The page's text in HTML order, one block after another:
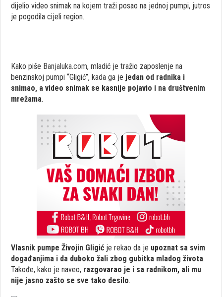
dijelio video snimak na kojem traži posao na jednoj pumpi, jutros
je pogodila cijeli region.
Kako piše Banjaluka.com, mladić je tražio zaposlenje na
benzinskoj pumpi “Gligić”, kada ga je jedan od radnika i
snimao, a video snimak se kasnije pojavio i na društvenim
mrežama.
Vlasnik pumpe Živojin Gligić je rekao da je upoznat sa svim
događanjima i da duboko žali zbog gubitka mladog života.
Takođe, kako je naveo, razgovarao je i sa radnikom, ali mu
nije jasno zašto se sve tako desilo.